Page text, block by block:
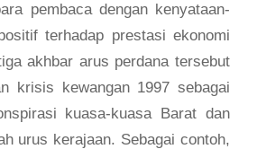
pembaca dengan kenyataan-
terhadap prestasi ekonomi
akhbar arus perdana tersebut
krisis kewangan 1997 sebagai
kuasa-kuasa Barat dan
urus kerajaan. Sebagai contoh,